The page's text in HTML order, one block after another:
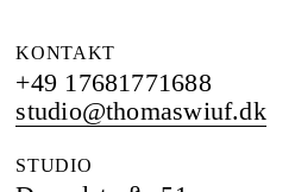
KONTAKT
+49 17681771688
studio@thomaswiuf.dk
STUDIO